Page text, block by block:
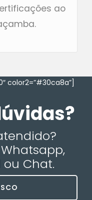
ao
color2=”#30ca8a”]
ou Chat.